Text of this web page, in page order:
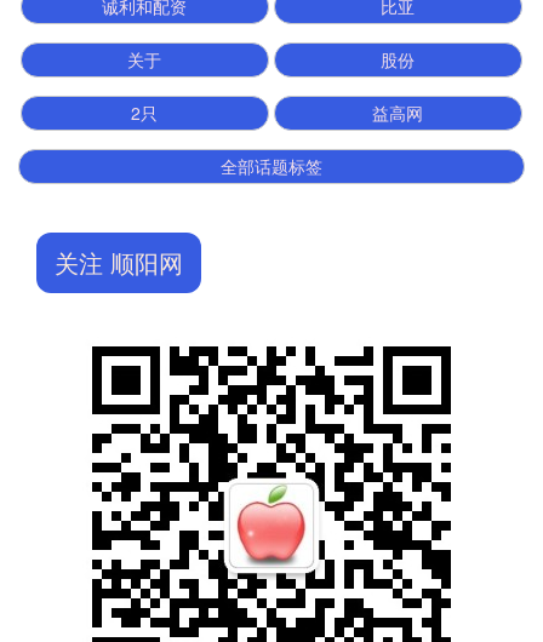
诚利和配资 比亚
关于 股份
2只 益高网
全部话题标签
关注 顺阳网